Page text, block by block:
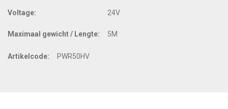
Voltage: 24V
Maximaal gewicht / Lengte: 5M
Artikelcode: PWR50HV